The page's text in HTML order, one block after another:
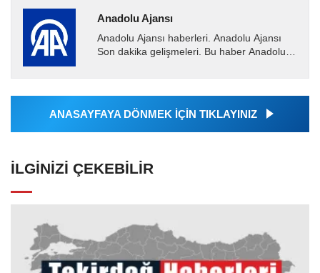
Anadolu Ajansı
Anadolu Ajansı haberleri. Anadolu Ajansı
Son dakika gelişmeleri. Bu haber Anadolu
Ajansı tarafından...
ANASAYFAYA DÖNMEK İÇİN TIKLAYINIZ
İLGINIZI ÇEKEBILIR